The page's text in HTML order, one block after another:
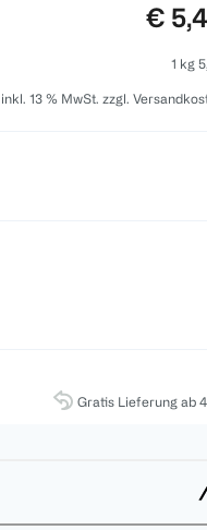
€
1 kg
13 % MwSt. zzgl.
Gratis Lieferung ab